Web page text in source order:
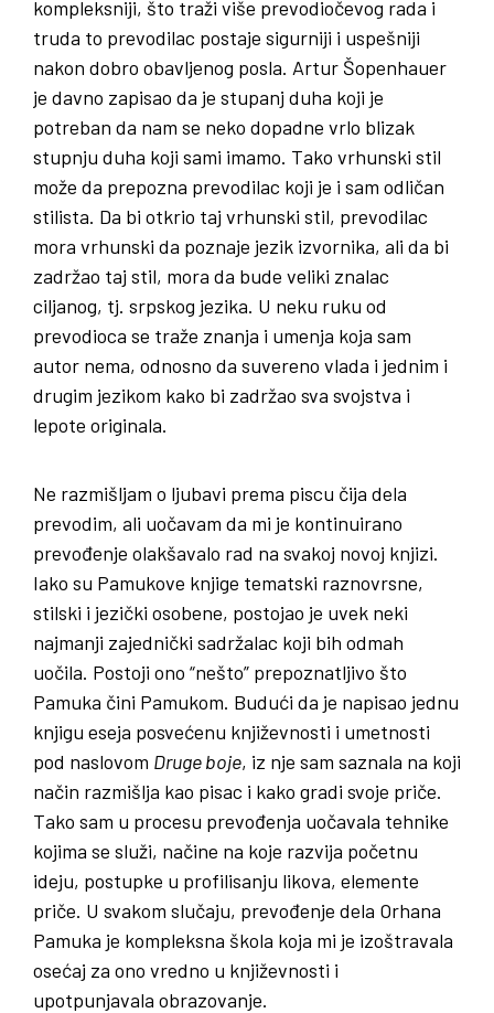
kompleksniji, što traži više prevodiočevog rada i
truda to prevodilac postaje sigurniji i uspešniji
nakon dobro obavljenog posla. Artur Šopenhauer
je davno zapisao da je stupanj duha koji je
potreban da nam se neko dopadne vrlo blizak
stupnju duha koji sami imamo. Tako vrhunski stil
može da prepozna prevodilac koji je i sam odličan
stilista. Da bi otkrio taj vrhunski stil, prevodilac
mora vrhunski da poznaje jezik izvornika, ali da bi
zadržao taj stil, mora da bude veliki znalac
ciljanog, tj. srpskog jezika. U neku ruku od
prevodioca se traže znanja i umenja koja sam
autor nema, odnosno da suvereno vlada i jednim i
drugim jezikom kako bi zadržao sva svojstva i
lepote originala.
Ne razmišljam o ljubavi prema piscu čija dela
prevodim, ali uočavam da mi je kontinuirano
prevođenje olakšavalo rad na svakoj novoj knjizi.
Iako su Pamukove knjige tematski raznovrsne,
stilski i jezički osobene, postojao je uvek neki
najmanji zajednički sadržalac koji bih odmah
uočila. Postoji ono “nešto” prepoznatljivo što
Pamuka čini Pamukom. Budući da je napisao jednu
knjigu eseja posvećenu književnosti i umetnosti
pod naslovom Druge boje, iz nje sam saznala na koji
način razmišlja kao pisac i kako gradi svoje priče.
Tako sam u procesu prevođenja uočavala tehnike
kojima se služi, načine na koje razvija početnu
ideju, postupke u profilisanju likova, elemente
priče. U svakom slučaju, prevođenje dela Orhana
Pamuka je kompleksna škola koja mi je izoštravala
osećaj za ono vredno u književnosti i
upotpunjavala obrazovanje.